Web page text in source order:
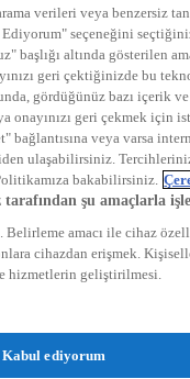
verileri veya benzersiz
Ediyorum" seçeneğini
başlığı altında gösterilen
geri çektiğinizde bu
gördüğünüz bazı içerik
geri çekmek için
bağlantısına veya varsa
ulaşabilirsiniz.
bakabilirsiniz.
tarafından şu amaçlarla
amacı ile cihaz
cihazdan erişmek.
hizmetlerin geliştirilmesi.
Kabul ediyorum